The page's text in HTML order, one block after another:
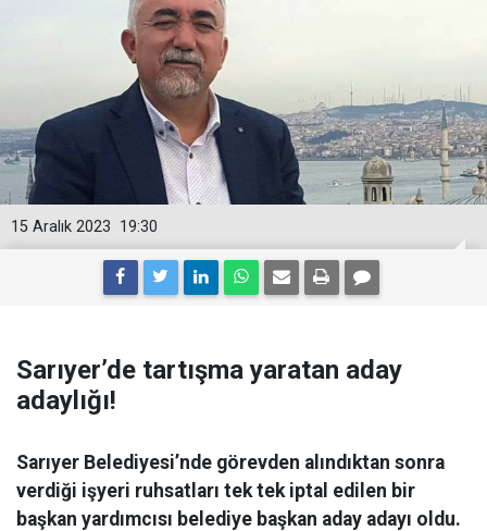
19:30
15 Aralık 2023
Sarıyer’de tartışma yaratan aday
adaylığı!
Sarıyer Belediyesi’nde görevden alındıktan sonra
verdiği işyeri ruhsatları tek tek iptal edilen bir
başkan yardımcısı belediye başkan aday adayı oldu.